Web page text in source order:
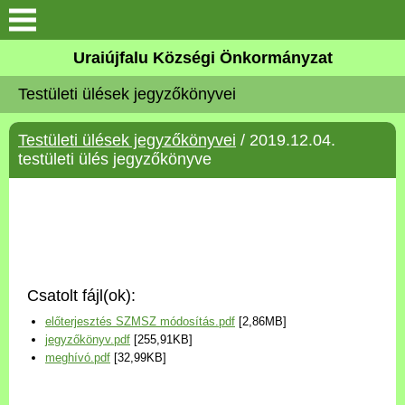
Köszöntő
Elérhetőségek
Uraiújfalu
Választási információk
Versenyképes Járások
Uraiújfalu Községi Önkormányzat
Testületi ülések jegyzőkönyvei
Testületi ülések jegyzőkönyvei / 2019.12.04.
testületi ülés jegyzőkönyve
Csatolt fájl(ok):
előterjesztés SZMSZ módosítás.pdf [2,86MB]
jegyzőkönyv.pdf [255,91KB]
meghívó.pdf [32,99KB]